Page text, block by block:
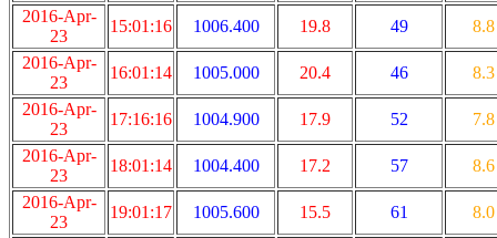
2016-Apr-
23
15:01:16 1006.400 19.8 49
8.8
2016-Apr-
23
16:01:14 1005.000 20.4 46
8.3
2016-Apr-
23
17:16:16 1004.900 17.9 52
7.8
2016-Apr-
23
18:01:14 1004.400 17.2 57
8.6
2016-Apr-
23
19:01:17 1005.600 15.5 61
8.0